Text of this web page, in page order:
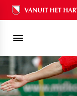
Ons nalatenschap